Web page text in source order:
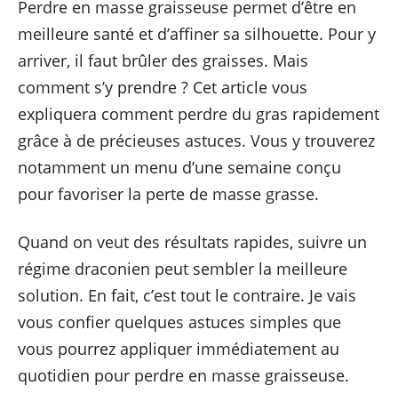
Perdre en masse graisseuse permet d’être en
meilleure santé et d’affiner sa silhouette. Pour y
arriver, il faut brûler des graisses. Mais
comment s’y prendre ? Cet article vous
expliquera comment perdre du gras rapidement
grâce à de précieuses astuces. Vous y trouverez
notamment un menu d’une semaine conçu
pour favoriser la perte de masse grasse.
Quand on veut des résultats rapides, suivre un
régime draconien peut sembler la meilleure
solution. En fait, c’est tout le contraire. Je vais
vous confier quelques astuces simples que
vous pourrez appliquer immédiatement au
quotidien pour perdre en masse graisseuse.